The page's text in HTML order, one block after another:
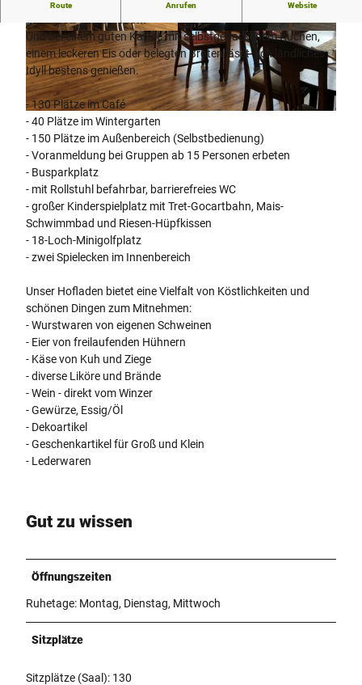
© Teutoburger Wald, I. Köhler | CC-BY-SA
© Teutoburger Wald, I. Köhler | CC-BY-SA © Teutoburger Wald, I. Köhler |CC-BY-SA
Route Anrufen Website
Und bei einem guten Kaffee mit selbstgebackenem Kuchen,
einem leckeren Eis oder belegten Broten lässt sich ländliches
Idyll bestens genießen.
- 130 Plätze im Café
- 40 Plätze im Wintergarten
- 150 Plätze im Außenbereich (Selbstbedienung)
- Voranmeldung bei Gruppen ab 15 Personen erbeten
- Busparkplatz
- mit Rollstuhl befahrbar, barrierefreies WC
- großer Kinderspielplatz mit Tret-Gocartbahn, Mais-
Schwimmbad und Riesen-Hüpfkissen
- 18-Loch-Minigolfplatz
- zwei Spielecken im Innenbereich
Unser Hofladen bietet eine Vielfalt von Köstlichkeiten und
schönen Dingen zum Mitnehmen:
- Wurstwaren von eigenen Schweinen
- Eier von freilaufenden Hühnern
- Käse von Kuh und Ziege
- diverse Liköre und Brände
- Wein - direkt vom Winzer
- Gewürze, Essig/Öl
- Dekoartikel
- Geschenkartikel für Groß und Klein
- Lederwaren
Gut zu wissen
Öffnungszeiten
Ruhetage: Montag, Dienstag, Mittwoch
Sitzplätze
Sitzplätze (Saal): 130